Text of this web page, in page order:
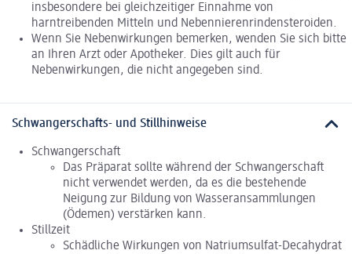
insbesondere bei gleichzeitiger Einnahme von
harntreibenden Mitteln und Nebennierenrindensteroiden.
Wenn Sie Nebenwirkungen bemerken, wenden Sie sich bitte
an Ihren Arzt oder Apotheker. Dies gilt auch für
Nebenwirkungen, die nicht angegeben sind.
Schwangerschafts- und Stillhinweise
Schwangerschaft
Das Präparat sollte während der Schwangerschaft
nicht verwendet werden, da es die bestehende
Neigung zur Bildung von Wasseransammlungen
(Ödemen) verstärken kann.
Stillzeit
Schädliche Wirkungen von Natriumsulfat-Decahydrat